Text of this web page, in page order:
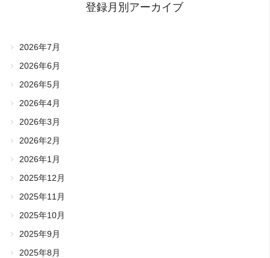
登録月別アーカイブ
2026年7月
2026年6月
2026年5月
2026年4月
2026年3月
2026年2月
2026年1月
2025年12月
2025年11月
2025年10月
2025年9月
2025年8月